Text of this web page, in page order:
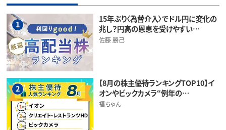
1
15年ぶり〈為替介入〉でドル円に変化の
兆し？円高の恩恵を受けやすい…
佐藤 勝己
2
【8月の株主優待ランキングTOP10】イ
オンやビックカメラ“例年の…
福ちゃん